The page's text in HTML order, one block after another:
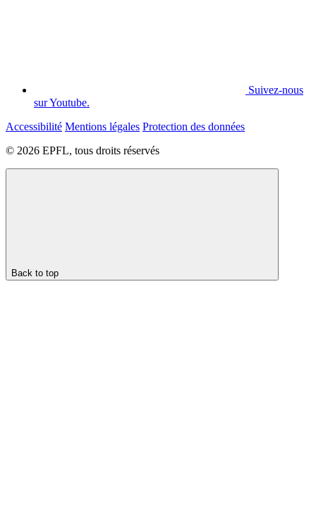
Suivez-nous
sur Youtube.
Accessibilité Mentions légales Protection des données
© 2026 EPFL, tous droits réservés
Back to top